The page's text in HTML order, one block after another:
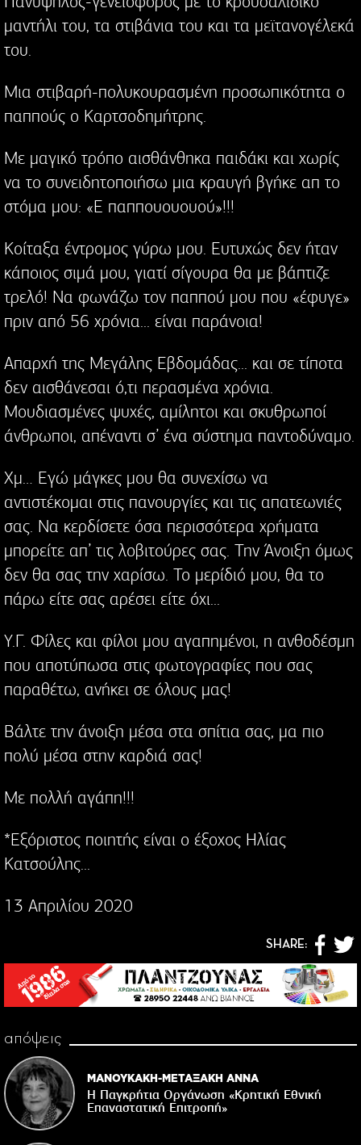
μαντήλι του, τα στιβάνια του και τα μεϊτανογέλεκά
του.
Μια στιβαρή-πολυκουρασμένη προσωπικότητα ο
παππούς ο Καρτσοδημήτρης.
Με μαγικό τρόπο αισθάνθηκα παιδάκι και χωρίς
να το συνειδητοποιήσω μια κραυγή βγήκε απ το
στόμα μου: «Ε παππουουουού»!!!
Κοίταξα έντρομος γύρω μου. Ευτυχώς δεν ήταν
κάποιος σιμά μου, γιατί σίγουρα θα με βάπτιζε
τρελό! Να φωνάζω τον παππού μου που «έφυγε»
πριν από 56 χρόνια... είναι παράνοια!
Απαρχή της Μεγάλης Εβδομάδας... και σε τίποτα
δεν αισθάνεσαι ό,τι περασμένα χρόνια.
Μουδιασμένες ψυχές, αμίλητοι και σκυθρωποί
άνθρωποι, απέναντι σ’ ένα σύστημα παντοδύναμο.
Χμ… Εγώ μάγκες μου θα συνεχίσω να
αντιστέκομαι στις πανουργίες και τις απατεωνιές
σας. Να κερδίσετε όσα περισσότερα χρήματα
μπορείτε απ’ τις λοβιτούρες σας. Την Άνοιξη όμως
δεν θα σας την χαρίσω. Το μερίδιό μου, θα το
πάρω είτε σας αρέσει είτε όχι...
Υ.Γ. Φίλες και φίλοι μου αγαπημένοι, η ανθοδέσμη
που αποτύπωσα στις φωτογραφίες που σας
παραθέτω, ανήκει σε όλους μας!
Βάλτε την άνοιξη μέσα στα σπίτια σας, μα πιο
πολύ μέσα στην καρδιά σας!
Με πολλή αγάπη!!!
*Εξόριστος ποιητής είναι ο έξοχος Ηλίας
Κατσούλης...
13 Απριλίου 2020
SHARE:
απόψεις
ΜΑΝΟΥΚΑΚΗ-ΜΕΤΑΞΑΚΗ ΑΝΝΑ
Η Παγκρήτια Οργάνωση «Κρητική Εθνική
Επαναστατική Eπιτροπή»